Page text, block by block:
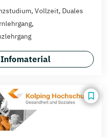
Vollzeit, Duales